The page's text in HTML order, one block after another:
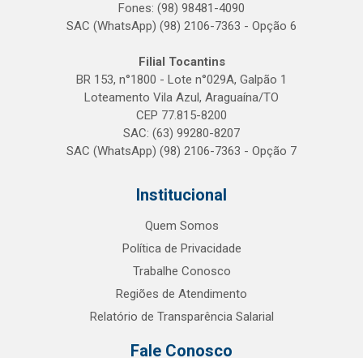
Fones: (98) 98481-4090
SAC (WhatsApp) (98) 2106-7363 - Opção 6
Filial Tocantins
BR 153, n°1800 - Lote n°029A, Galpão 1
Loteamento Vila Azul, Araguaína/TO
CEP 77.815-8200
SAC: (63) 99280-8207
SAC (WhatsApp) (98) 2106-7363 - Opção 7
Institucional
Quem Somos
Política de Privacidade
Trabalhe Conosco
Regiões de Atendimento
Relatório de Transparência Salarial
Fale Conosco